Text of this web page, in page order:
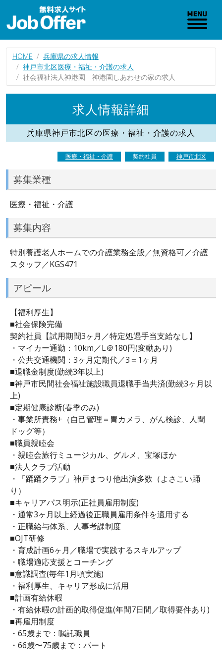
HOME
兵庫県の求人情報
神戸市北区医療・福祉・介護の求人
社会福祉法人神港園 神港園しあわせの家の求人
求人情報詳細
兵庫県神戸市北区の医療・福祉・介護の求人
医療・福祉・介護 契約社員 神戸市北区
募集業種
医療・福祉・介護
募集内容
特別養護老人ホームでの介護業務全般／無資格可／介護
スタッフ／KGS471
アピール
【福利厚生】
■社会保険完備
契約社員【試用期間3ヶ月／特定処遇手当支給なし】
・マイカー通勤：10km／L＠180円(変動あり)
・公共交通機関：3ヶ月定期代／3＝1ヶ月
■退職金制度(勤続3年以上)
■神戸市民間社会福祉施設職員退職手当共済(勤続3ヶ月以
上)
■定期健康診断(春季のみ)
・事業所責務+（自己管理＝胃カメラ、がん検診、人間
ドッグ等）
■職員親睦会
・親睦会旅行ミュージカル、グルメ、宝塚ほか
■法人クラブ活動
・「踊踊クラブ」神戸まつり他出演多数（よさこい踊
り）
■キャリアパス明示(正社員雇用制度)
・通常3ヶ月以上経過後正職員雇用条件を適用する
・正職給与体系、人事考課制度
■OJT研修
・育成計画6ヶ月／職場で実践するスキルアップ
・職場適応支援とコーチング
■意識調査(毎年1月頃実施)
・福利厚生、キャリア形成に活用
■計画有給休暇
・有給休暇の計画的取得促進(年間7日間／取得要件あり)
■再雇用制度
・65歳まで：嘱託職員
・66歳〜75歳まで：パート